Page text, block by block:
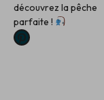
découvrez la pêche
parfaite !